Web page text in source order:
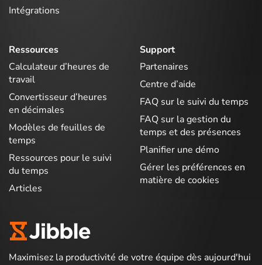
Intégrations
Ressources
Calculateur d’heures de
travail
Convertisseur d’heures
en décimales
Modèles de feuilles de
temps
Ressources pour le suivi
du temps
Articles
Support
Partenaires
Centre d’aide
FAQ sur le suivi du temps
FAQ sur la gestion du
temps et des présences
Planifier une démo
Gérer les préférences en
matière de cookies
Maximisez la productivité de votre équipe dès aujourd'hui